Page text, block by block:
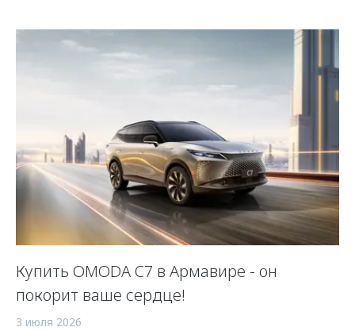
Купить OMODA C7 в Армавире - он
покорит ваше сердце!
3 июля 2026